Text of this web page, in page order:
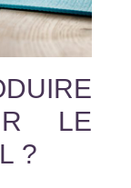
LE
?